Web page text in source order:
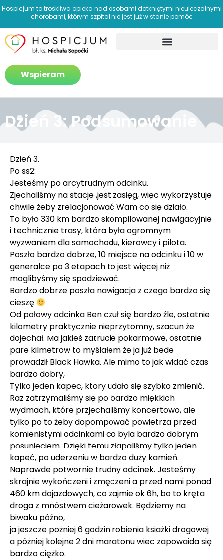
Hospicjum to troskliwa opieka nad osobami dotkniętymi nieuleczalnymi
chorobami, którym szpital nie jest już w stanie pomóc
Wspieram
Dzień 3: Podsumowanie
Dzień 3.
Po ss2:
Jesteśmy po arcytrudnym odcinku.
Zjechaliśmy na stacje ,jest zasięg, więc wykorzystuje
chwile żeby zrelacjonować Wam co się działo.
To było 330 km bardzo skompilowanej nawigacyjnie
i technicznie trasy, która była ogromnym
wyzwaniem dla samochodu, kierowcy i pilota.
Poszło bardzo dobrze, 10 miejsce na odcinku i 10 w
generalce po 3 etapach to jest więcej niż
moglibyśmy się spodziewać.
Bardzo dobrze poszła nawigacja z czego bardzo się
cieszę
Od połowy odcinka Ben czuł się bardzo źle, ostatnie
kilometry praktycznie nieprzytomny, szacun że
dojechał. Ma jakieś zatrucie pokarmowe, ostatnie
pare kilmetrow to myślałem że ja już bede
prowadził Black Hawka. Ale mimo to jak widać czas
bardzo dobry,
Tylko jeden kapec, ktory udało się szybko zmienić.
Raz zatrzymaliśmy się po bardzo miękkich
wydmach, które przjechaliśmy koncertowo, ale
tylko po to żeby dopompować powietrza przed
komienistymi odcinkami co byla bardzo dobrym
posunieciem. Dzięki temu złapaliśmy tylko jeden
kapeć, po uderzeniu w bardzo duży kamień.
Naprawde potwornie trudny odcinek. Jesteśmy
skrajnie wykończeni i zmęczeni a przed nami ponad
460 km dojazdowych, co zajmie ok 6h, bo to kręta
droga z mnóstwem cieżarowek. Będziemy na
biwaku późno,
ja jeszcze pożniej 6 godzin robienia ksiażki drogowej
a póżniej kolejne 2 dni maratonu wiec zapowaida się
bardzo ciężko.